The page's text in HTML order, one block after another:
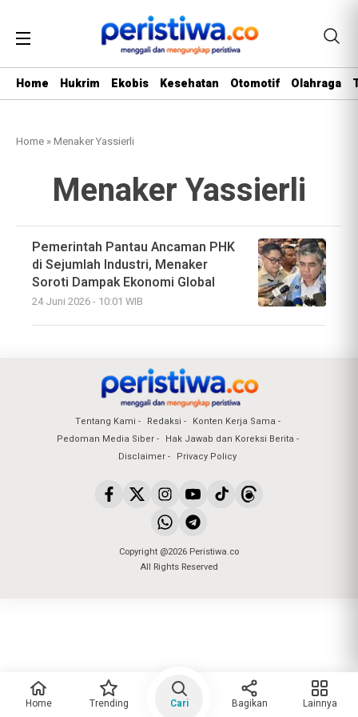
Home Hukrim Ekobis Kesehatan Otomotif Olahraga
Home »Menaker Yassierli
Menaker Yassierli
Pemerintah Pantau Ancaman PHK
di Sejumlah Industri, Menaker
Soroti Dampak Ekonomi Global
24 Juni 2026 - 10:01 WIB
Tentang Kami Redaksi
Konten Kerja Sama
Pedoman Media Siber
Hak Jawab dan Koreksi Berita
Disclaimer
Privacy Policy
Copyright @2026 Peristiwa.co
All Rights Reserved
Home Trending Cari Bagikan Lainnya